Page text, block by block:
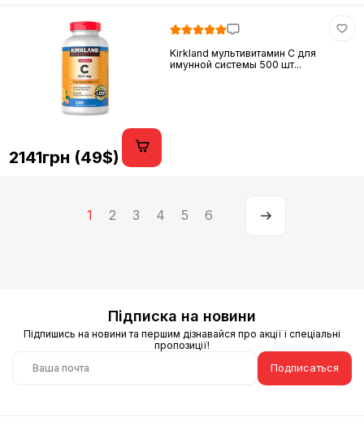
Kirkland мультивитамин C для
имунной системы 500 шт...
2141грн (49$)
1 2 3 4 5 6
Підписка на новини
Підпишись на новини та першим дізнавайся про акції і спеціальні
пропозиції!
Подписаться